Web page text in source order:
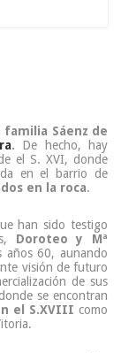
familia Sáenz de
. De hecho, hay
el S. XVI, donde
en el barrio de
en la roca.
han sido testigo
Doroteo y Mª
años 60, aunando
visión de futuro
de sus
se encontran
el S.XVIII como